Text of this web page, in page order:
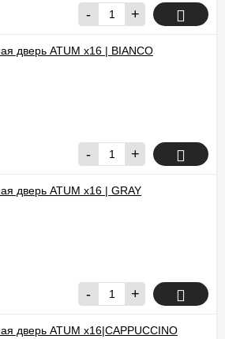
- +
дверь ATUM x16 | BIANCO
- +
дверь ATUM x16 | GRAY
- +
дверь ATUM x16|CAPPUCCINO